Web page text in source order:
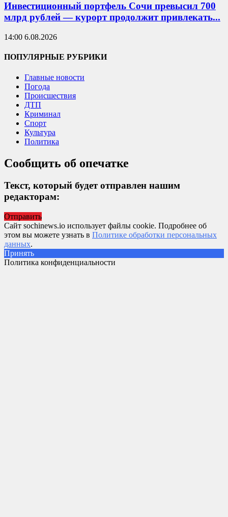
Инвестиционный портфель Сочи превысил 700
млрд рублей — курорт продолжит привлекать...
14:00 6.08.2026
ПОПУЛЯРНЫЕ РУБРИКИ
Главные новости
Погода
Происшествия
ДТП
Криминал
Спорт
Культура
Политика
Сообщить об опечатке
Текст, который будет отправлен нашим
редакторам:
Отправить
Сайт sochinews.io использует файлы cookie. Подробнее об
этом вы можете узнать в Политике обработки персональных
данных.
Принять
Политика конфиденциальности